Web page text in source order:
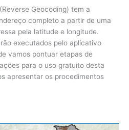
Geocoding) tem a
completo a partir de uma
pela latitude e longitude.
executados pelo aplicativo
vamos pontuar etapas de
para o uso gratuito desta
apresentar os procedimentos